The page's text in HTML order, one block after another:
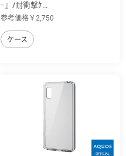
ｰ』/耐衝撃ｹ...
参考価格￥2,750
ケース